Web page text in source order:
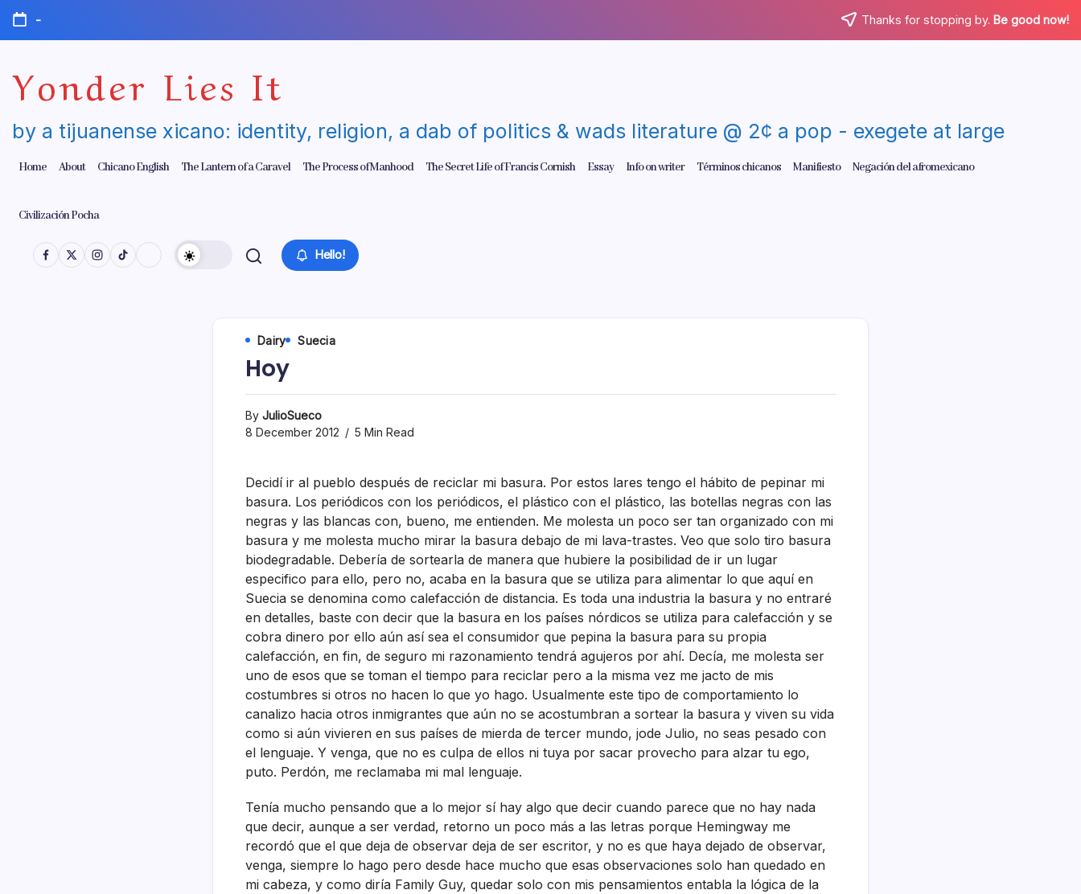
Skip
content
- Thanks for stopping by. Be good now!
Yonder Lies It
by a tijuanense xicano: identity, religion, a dab of politics & wads literature @ 2¢ a pop - exegete at large
Home About Chicano English The Lantern of a Caravel The Process of Manhood The Secret Life of Francis Cornish Essay Info on writer Términos chicanos Manifiesto Negación del afromexicano
Civilización Pocha
Hello!
Dairy Suecia
Hoy
By JulioSueco
8 December 2012
5 Min Read
Decidí­ ir al pueblo después de reciclar mi basura. Por estos lares tengo el hábito de pepinar mi
basura. Los periódicos con los periódicos, el plástico con el plástico, las botellas negras con las
negras y las blancas con, bueno, me entienden. Me molesta un poco ser tan organizado con mi
basura y me molesta mucho mirar la basura debajo de mi lava-trastes. Veo que solo tiro basura
biodegradable. Deberí­a de sortearla de manera que hubiere la posibilidad de ir un lugar
especifico para ello, pero no, acaba en la basura que se utiliza para alimentar lo que aquí­ en
Suecia se denomina como calefacción de distancia. Es toda una industria la basura y no entraré
en detalles, baste con decir que la basura en los paí­ses nórdicos se utiliza para calefacción y se
cobra dinero por ello aún así­ sea el consumidor que pepina la basura para su propia
calefacción, en fin, de seguro mi razonamiento tendrá agujeros por ahí­. Decí­a, me molesta ser
uno de esos que se toman el tiempo para reciclar pero a la misma vez me jacto de mis
costumbres si otros no hacen lo que yo hago. Usualmente este tipo de comportamiento lo
canalizo hacia otros inmigrantes que aún no se acostumbran a sortear la basura y viven su vida
como si aún vivieren en sus paí­ses de mierda de tercer mundo, jode Julio, no seas pesado con
el lenguaje. Y venga, que no es culpa de ellos ni tuya por sacar provecho para alzar tu ego,
puto. Perdón, me reclamaba mi mal lenguaje.
Tení­a mucho pensando que a lo mejor sí­ hay algo que decir cuando parece que no hay nada
que decir, aunque a ser verdad, retorno un poco más a las letras porque Hemingway me
recordó que el que deja de observar deja de ser escritor, y no es que haya dejado de observar,
venga, siempre lo hago pero desde hace mucho que esas observaciones solo han quedado en
mi cabeza, y como dirí­a Family Guy, quedar solo con mis pensamientos entabla la lógica de la